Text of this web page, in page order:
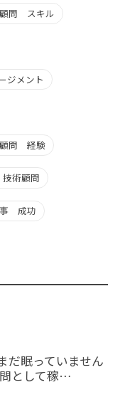
問 スキル
ジメント
問 経験
技術顧問
成功
だ眠っていません
として稼…